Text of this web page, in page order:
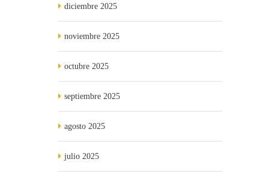
diciembre 2025
noviembre 2025
octubre 2025
septiembre 2025
agosto 2025
julio 2025